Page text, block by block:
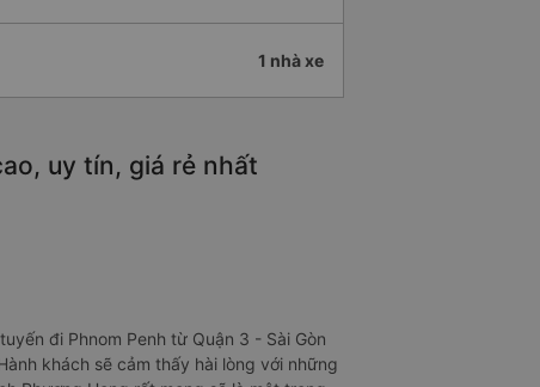
1 nhà xe
uy tín, giá rẻ nhất
đi Phnom Penh từ Quận 3 - Sài Gòn
khách sẽ cảm thấy hài lòng với những